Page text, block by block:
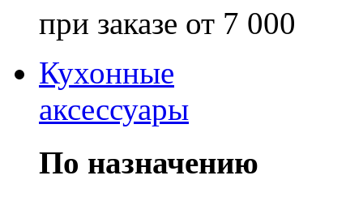
при заказе от 7 000
Кухонные
аксессуары
По назначению